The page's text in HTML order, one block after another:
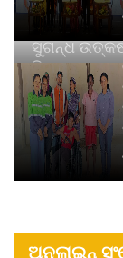
ସୁଗନ୍ଧ
ପିୟୋର୍‌
ନବସୃଜନ
ବାଉଁଶ ବିହୀନ କଠିନ ଧୂପ
ଦୀର୍ଘସ୍ଥାୟିତା ଏବଂ
ଅନଲାଇନ୍